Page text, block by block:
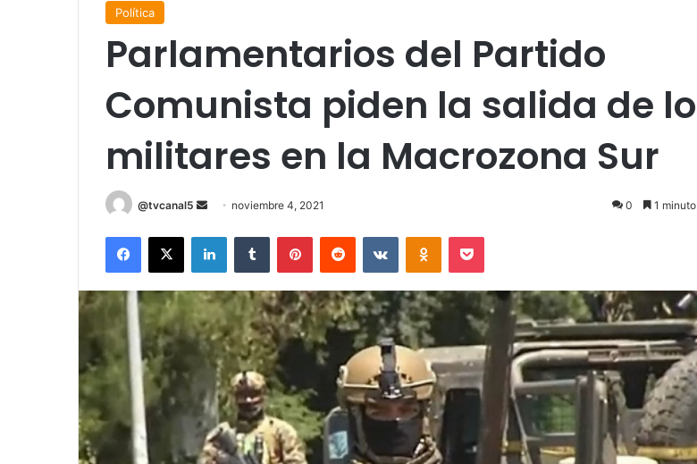
Política
Parlamentarios del Partido
Comunista piden la salida de
militares en la Macrozona Sur
@tvcanal5
Send
email
noviembre 4, 2021 0 1
Facebook
X LinkedInTumblr PinterestReddit VKontakteOdnoklassniki
Pocket